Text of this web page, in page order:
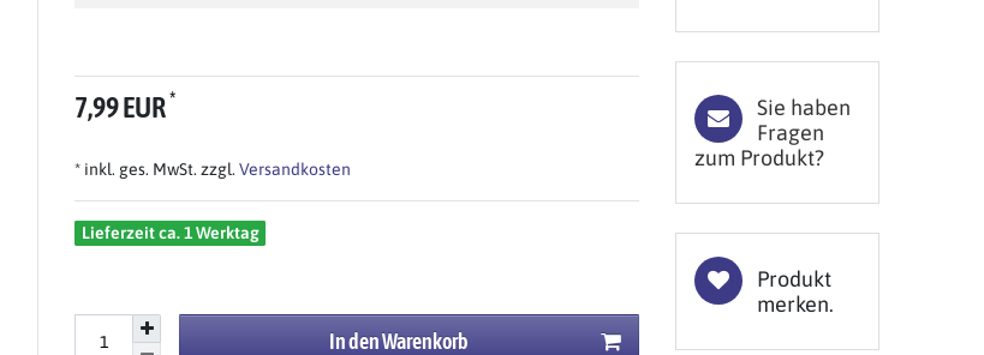
7,99 EUR*
* inkl. ges. MwSt. zzgl. Versandkosten
Lieferzeit ca. 1 Werktag
In den Warenkorb
Sie haben
Fragen
zum Produkt?
Produkt
merken.